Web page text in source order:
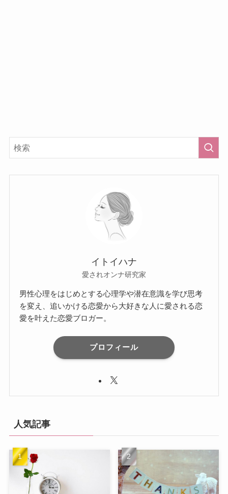
イトイハナ
愛されオンナ研究家
男性心理をはじめとする心理学や潜在意識を学び思考
を変え、追いかける恋愛から大好きな人に愛される恋
愛を叶えた恋愛ブロガー。
プロフィール
人気記事